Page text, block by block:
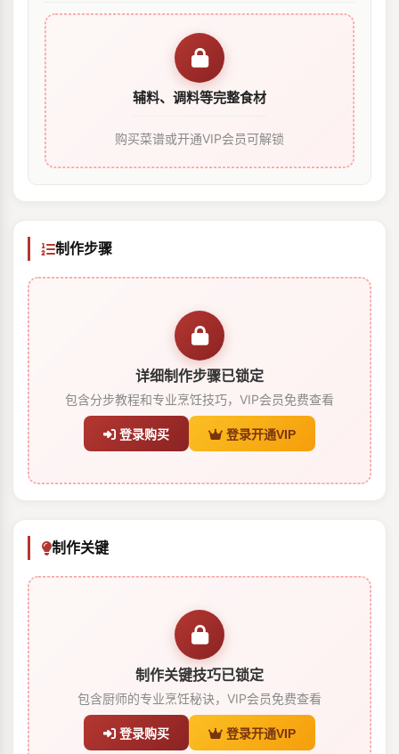
辅料、调料等完整食材
购买菜谱或开通VIP会员可解锁
制作步骤
详细制作步骤已锁定
包含分步教程和专业烹饪技巧，VIP会员免费查看
登录购买 登录开通VIP
制作关键
制作关键技巧已锁定
包含厨师的专业烹饪秘诀，VIP会员免费查看
登录购买 登录开通VIP